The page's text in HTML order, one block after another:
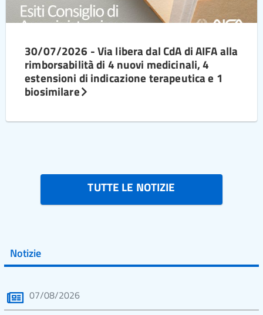
30/07/2026 - Via libera dal CdA di AIFA alla
rimborsabilità di 4 nuovi medicinali, 4
estensioni di indicazione terapeutica e 1
biosimilare
TUTTE LE NOTIZIE
Notizie
07/08/2026